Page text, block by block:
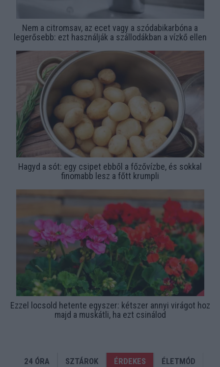
Nem a citromsav, az ecet vagy a szódabikarbóna a
legerősebb: ezt használják a szállodákban a vízkő ellen
Hagyd a sót: egy csipet ebből a főzővízbe, és sokkal
finomabb lesz a főtt krumpli
Ezzel locsold hetente egyszer: kétszer annyi virágot hoz
majd a muskátli, ha ezt csinálod
24 ÓRA SZTÁROK ÉRDEKES ÉLETMÓD